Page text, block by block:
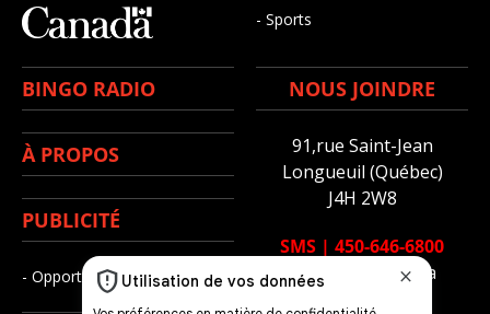
- Sports
BINGO RADIO
À PROPOS
PUBLICITÉ
- Opportunités d’affaires
NOUS JOINDRE
91,rue Saint-Jean
Longueuil (Québec)
J4H 2W8
SMS | 450-646-6800
admin@fm1033.ca